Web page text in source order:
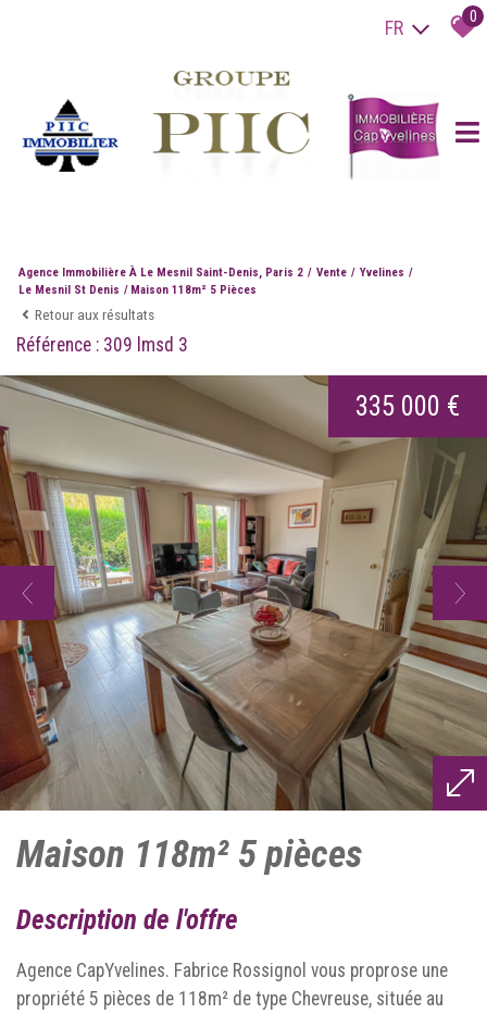
FR 0
Agence Immobilière À Le Mesnil Saint-Denis, Paris 2 Vente
Yvelines
Le Mesnil St Denis
Maison 118m² 5 Pièces
Retour aux résultats
Référence : 309 lmsd 3
335 000 €
maison 118m² 5 pièces
description de l'offre
Agence CapYvelines. Fabrice Rossignol vous proprose une
propriété 5 pièces de 118m² de type Chevreuse, située au